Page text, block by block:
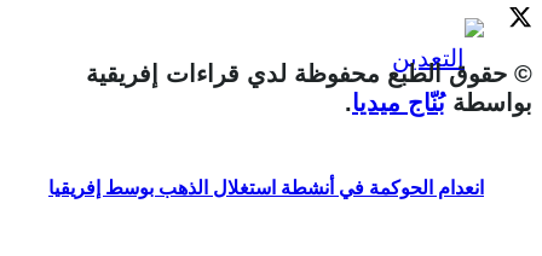
انعدام الحوكمة في أنشطة استغلال الذهب بوسط إفريقيا
© حقوق الطبع محفوظة لدي قراءات إفريقية
بواسطةبُنّاج ميديا.